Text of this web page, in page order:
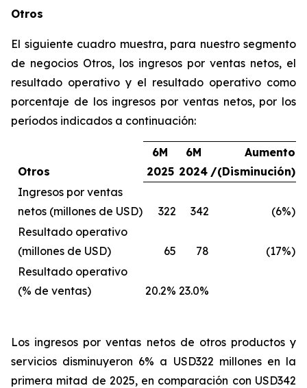
Otros
El siguiente cuadro muestra, para nuestro segmento
de negocios Otros, los ingresos por ventas netos, el
resultado operativo y el resultado operativo como
porcentaje de los ingresos por ventas netos, por los
períodos indicados a continuación:
Otros
6M
2025
6M
2024
Aumento
/(Disminución)
Ingresos por ventas
netos (millones de USD)
322 342
(6%)
Resultado operativo
(millones de USD)
65 78
(17%)
Resultado operativo
(% de ventas)
20.2% 23.0%
Los ingresos por ventas netos de otros productos y
servicios disminuyeron 6% a USD322 millones en la
primera mitad de 2025, en comparación con USD342